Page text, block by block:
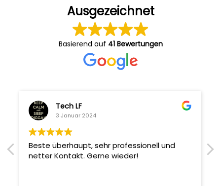
Ausgezeichnet
Basierend auf 41 Bewertungen
Tech LF
3 Januar 2024
Beste überhaupt, sehr professionell und
netter Kontakt. Gerne wieder!